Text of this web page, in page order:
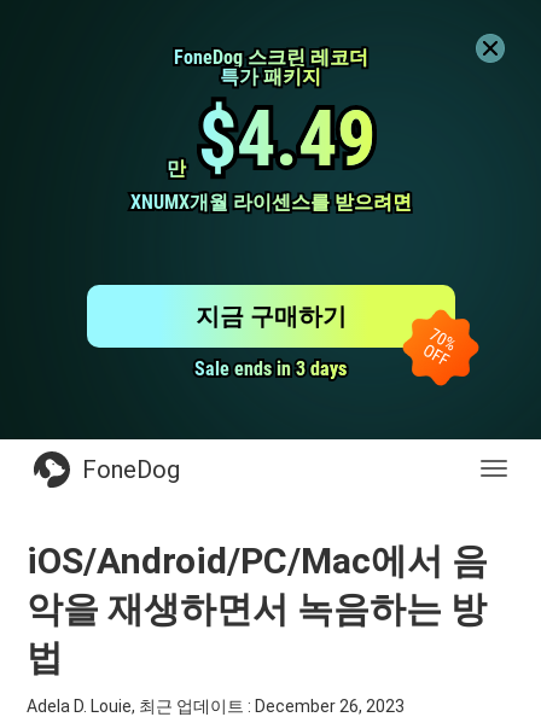
FoneDog 스크린 레코더
FoneDog 스크린 레코더
특가 패키지
특가 패키지
만
만 $4.49
$4.49
XNUMX개월 라이센스를 받으려면
XNUMX개월 라이센스를 받으려면
Sale ends in 3 days
Sale ends in 3 days
지금 구매하기
전
FoneDog
iOS/Android/PC/Mac에서 음
악을 재생하면서 녹음하는 방
법
Adela D. Louie, 최근 업데이트 : December 26, 2023